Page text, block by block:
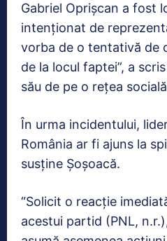
Gabriel Oprişcan a fost
intenționat de
vorba de o tentativă de
de la locul faptei”, a
său de pe o rețea
În urma incidentului,
România ar fi ajuns la
susține Șoșoacă.
“Solicit o reacție
acestui partid (PNL,